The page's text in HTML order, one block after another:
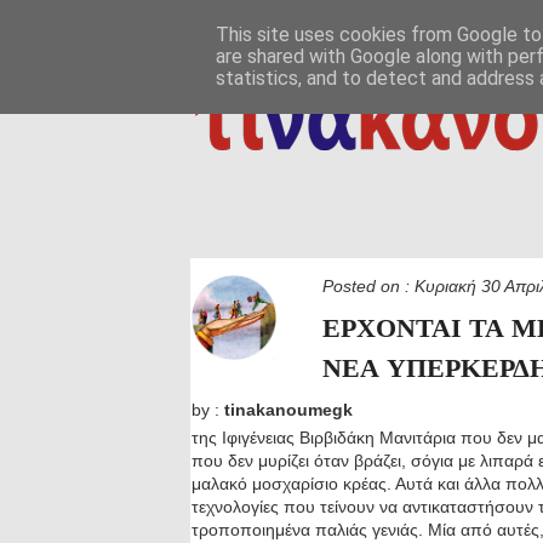
ΑΡΧΙΚΗ ΠΟΙΟΣ ΤΙ ΠΟΥ ΠΡΟΣ ΤΟ
ΕΠΙΚΟΙΝΩΝΙΑ
δημιουργία / εδαφικές, ανθρωπολογικές
Posted on : Κυριακή 30
ΕΡΧΟΝΤΑΙ ΤΑ
ΝΕΑ
by : tinakanoumegk
της Ιφιγένειας Βιρβιδάκη Μανιτάρια που δεν
που δεν μυρίζει όταν βράζει, σόγια με λιπαρά
μαλακό μοσχαρίσιο κρέας. Αυτά και άλλα
τεχνολογίες που τείνουν να αντικαταστήσουν
τροποποιημένα παλιάς γενιάς. Μία από
This site uses cookies from Google
are shared with Google along with
statistics, and to detect and address